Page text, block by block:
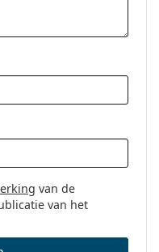
van de
van het